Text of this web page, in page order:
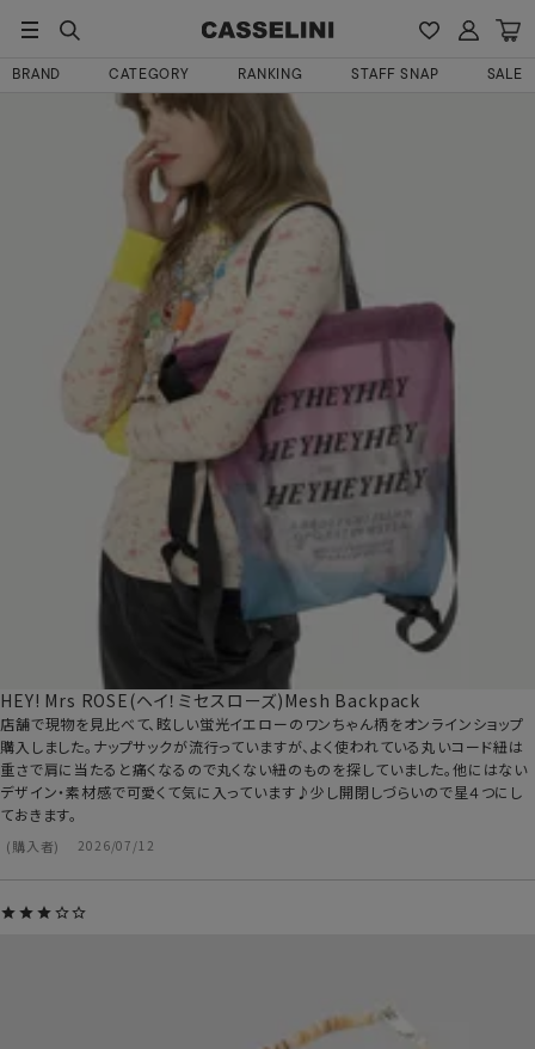
BRAND CATEGORY RANKING STAFF SNAP SALE
HEY! Mrs ROSE(ヘイ！ミセスローズ)Mesh Backpack
購入者 2026/07/12
店舗で現物を見比べて、眩しい蛍光イエローのワンちゃん柄をオンラインショップ
購入しました。ナップサックが流行っていますが、よく使われている丸いコード紐は
重さで肩に当たると痛くなるので丸くない紐のものを探していました。他にはない
デザイン・素材感で可愛くて気に入っています♪少し開閉しづらいので星４つにし
ておきます。